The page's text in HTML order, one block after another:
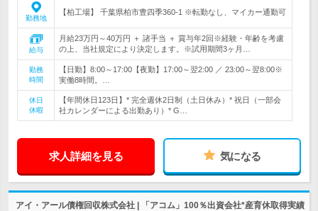
勤務地
【柏工場】 千葉県柏市豊四季360-1 ※転勤なし、マイカー通勤可
給与
月給23万円～40万円 ＋ 諸手当 ＋ 賞与年2回※経験・年齢を考慮
の上、当社規定により決定します。※試用期間3ヶ月…
勤務
時間
【日勤】8:00～17:00【夜勤】17:00～翌2:00 ／ 23:00～翌8:00※
実働8時間。…
休日
休暇
【年間休日123日】* 完全週休2日制（土日休み）* 祝日（一部会
社カレンダーによる出勤あり）* G…
求人詳細を見る 気になる
アイ・アール債権回収株式会社 | 「アコム」100％出資会社*産育休取得実績